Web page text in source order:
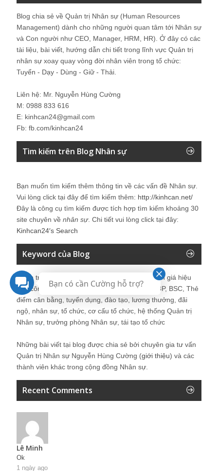
Blog chia sẻ về Quản trị Nhân sự (Human Resources
Management) dành cho những người quan tâm tới Nhân sự
và Con người như CEO, Manager, HRM, HR). Ở đây có các
tài liệu, bài viết, hướng dẫn chi tiết trong lĩnh vực Quản trị
nhân sự xoay quay vòng đời nhân viên trong tổ chức:
Tuyển - Dạy - Dùng - Giữ - Thải.
Liên hệ: Mr. Nguyễn Hùng Cường
M: 0988 833 616
E: kinhcan24@gmail.com
Fb: fb.com/kinhcan24
Tìm kiếm trên Blog Nhân sự
Bạn muốn tìm kiếm thêm thông tin về các vấn đề Nhân sự
Vui lòng click tại đây để tìm kiếm thêm: http://kinhcan.net/
Đây là công cụ tìm kiếm được tích hợp tìm kiếm khoảng 30
site chuyên về nhân sự. Chi tiết vui lòng click tại đây:
Kinhcan24′s Search
Keyword của Blog
Quản trị nhân sự, Human Resources, KPI, Đánh giá hiệu
quả công việc, chính sách lương, CnB, lương 3P, BSC, Thẻ
điểm cân bằng, tuyển dụng, đào tạo, lương thưởng, đãi
ngộ, nhân sự, tổ chức, cơ cấu tổ chức, hệ thống Quản trị
Nhân sự, trưởng phòng Nhân sự, tái tạo tổ chức
Những bài viết tại blog được chia sẻ bởi chuyên gia tư vấn
Quản trị Nhân sự Nguyễn Hùng Cường (giới thiệu) và các
thành viên khác trong cộng đồng Nhân sự.
Recent Comments
Lê Minh
Ok
1 ngày ago
Bạn có cần Cường hỗ trợ?